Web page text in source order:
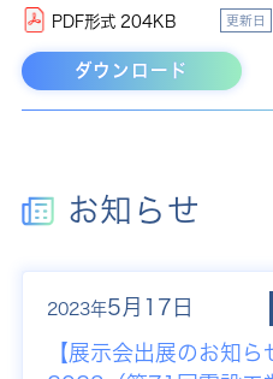
PDF形式 204KB 更新日
ダウンロード
お知らせ
2023年5月17日
【展示会出展のお知